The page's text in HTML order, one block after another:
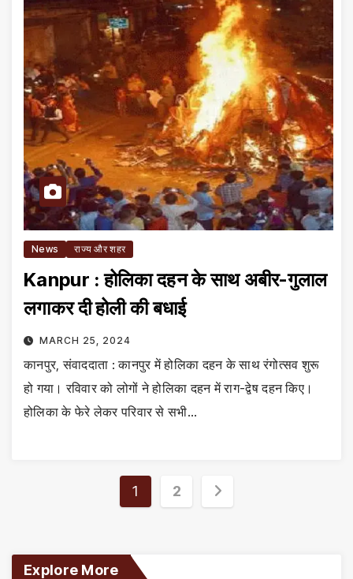
News राज्य और शहर
Kanpur : होलिका दहन के साथ अबीर-गुलाल
लगाकर दी होली की बधाई
MARCH 25, 2024
कानपुर, संवाददाता : कानपुर में होलिका दहन के साथ रंगोत्सव शुरू
हो गया। रविवार को लोगों ने होलिका दहन में राग-द्वेष दहन किए।
होलिका के फेरे लेकर परिवार से सभी…
Posts
1 2
Explore More